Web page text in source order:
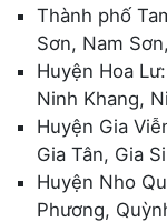
Thành phố
Sơn, Nam
Huyện Hoa
Ninh Khang,
Huyện Gia
Gia Tân, Gia
Huyện Nho
Phương,